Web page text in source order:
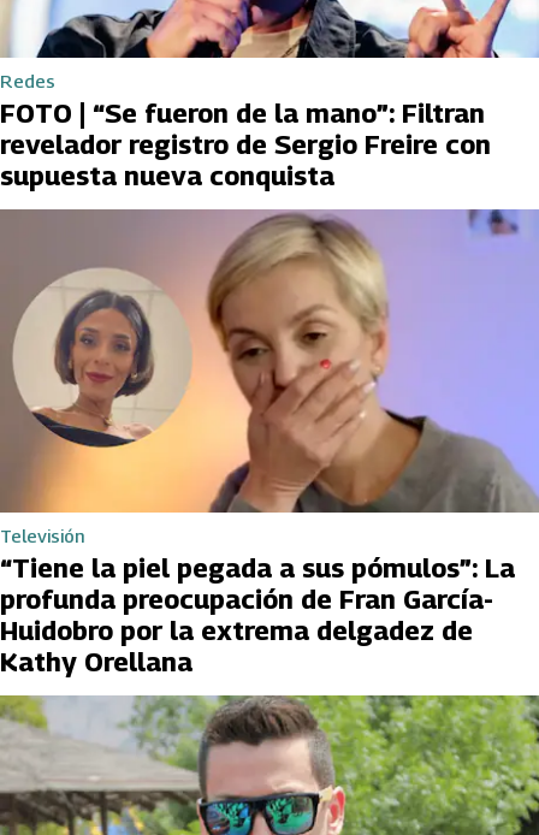
Redes
FOTO | “Se fueron de la mano”: Filtran
revelador registro de Sergio Freire con
supuesta nueva conquista
Televisión
“Tiene la piel pegada a sus pómulos”: La
profunda preocupación de Fran García-
Huidobro por la extrema delgadez de
Kathy Orellana